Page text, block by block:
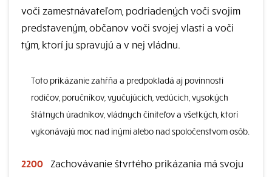
voči zamestnávateľom, podriadených voči svojim
predstaveným, občanov voči svojej vlasti a voči
tým, ktorí ju spravujú a v nej vládnu.
Toto prikázanie zahŕňa a predpokladá aj povinnosti
rodičov, poručníkov, vyučujúcich, vedúcich, vysokých
štátnych úradníkov, vládnych činiteľov a všetkých, ktorí
vykonávajú moc nad inými alebo nad spoločenstvom osôb.
2200
Zachovávanie štvrtého prikázania má svoju